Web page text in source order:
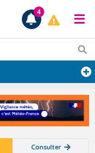
4
Consulter